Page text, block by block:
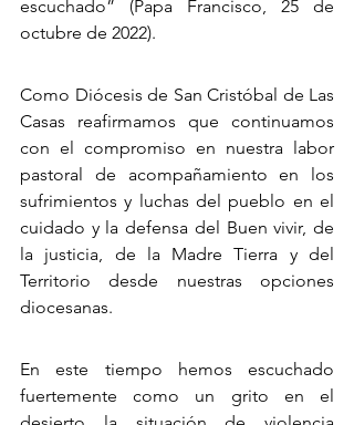
escuchado” (Papa Francisco, 25 de
octubre de 2022).
Como Diócesis de San Cristóbal de Las
Casas reafirmamos que continuamos
con el compromiso en nuestra labor
pastoral de acompañamiento en los
sufrimientos y luchas del pueblo en el
cuidado y la defensa del Buen vivir, de
la justicia, de la Madre Tierra y del
Territorio desde nuestras opciones
diocesanas.
En este tiempo hemos escuchado
fuertemente como un grito en el